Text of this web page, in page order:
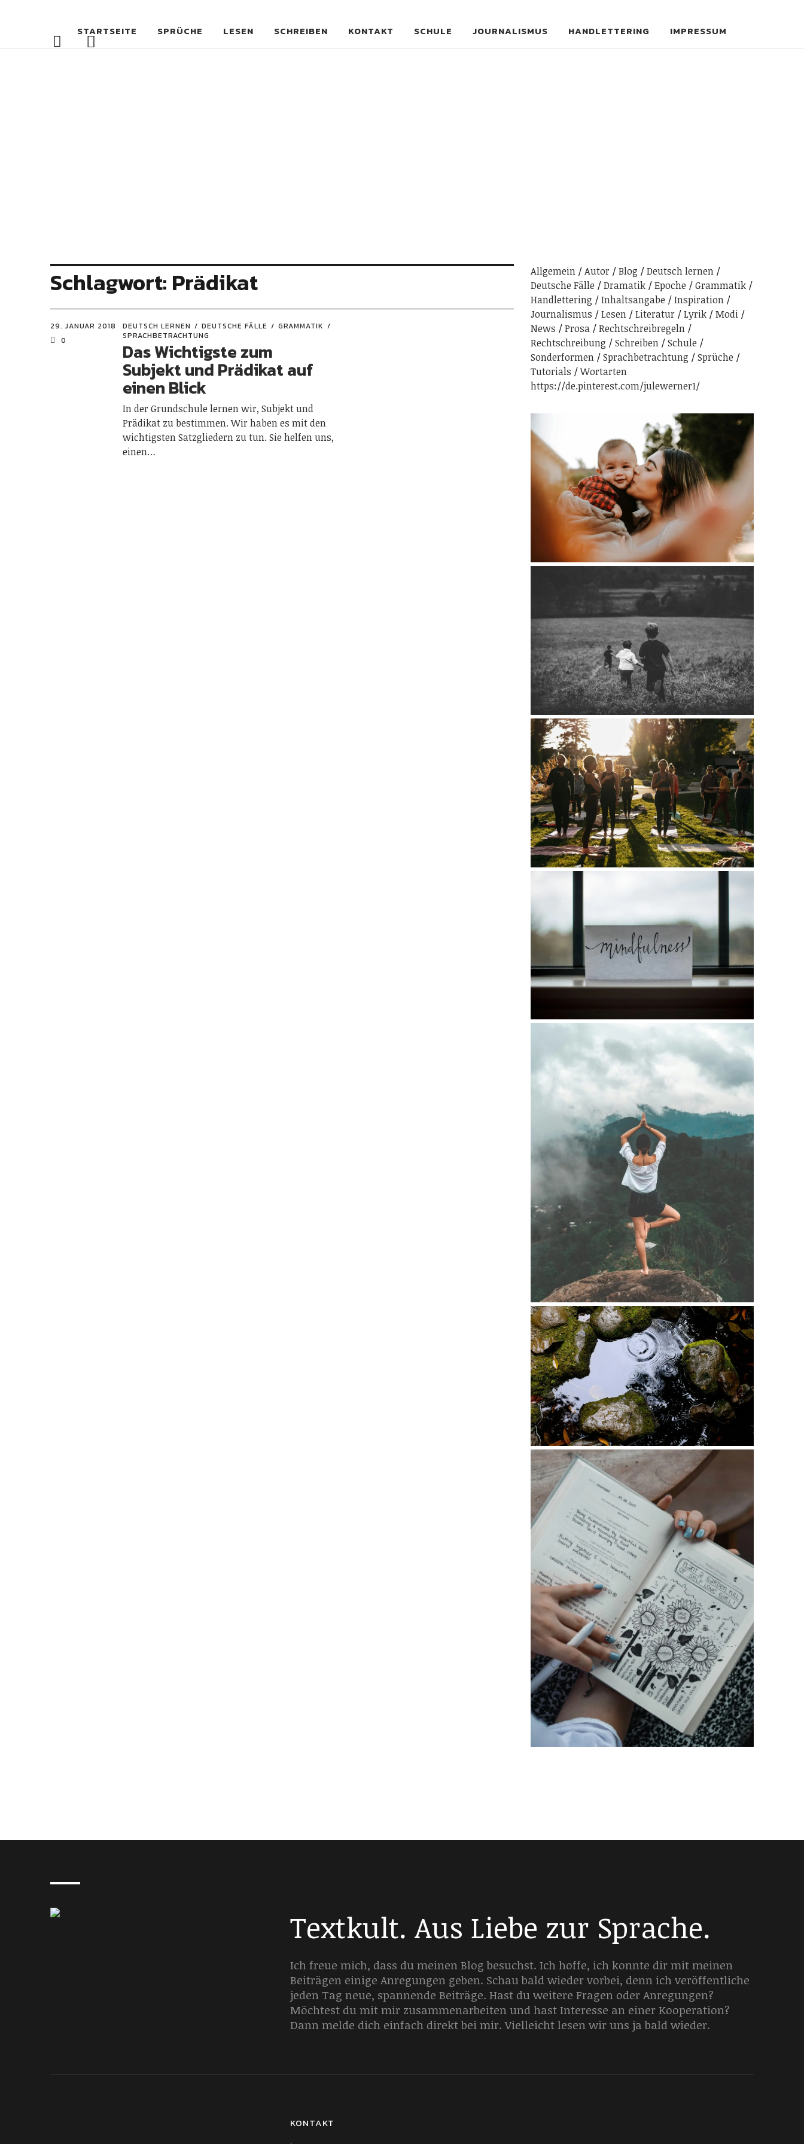
STARTSEITE SPRÜCHE LESEN SCHREIBEN KONTAKT SCHULE JOURNALISMUS HANDLETTERING IMPRESSUM
Schlagwort: Prädikat
29. JANUAR 2018
0
DEUTSCH LERNEN DEUTSCHE FÄLLE
GRAMMATIK
SPRACHBETRACHTUNG
Das Wichtigste zum
Subjekt und Prädikat auf
einen Blick
In der Grundschule lernen wir, Subjekt und
Prädikat zu bestimmen. Wir haben es mit den
wichtigsten Satzgliedern zu tun. Sie helfen uns,
einen…
Allgemein Autor Blog
Deutsch lernen
Deutsche Fälle
Dramatik Epoche
Grammatik
Handlettering
Inhaltsangabe
Inspiration
Journalismus
Lesen Literatur Lyrik
Modi
News
Prosa
Rechtschreibregeln
Rechtschreibung
Schreiben
Schule
Sonderformen
Sprachbetrachtung
Sprüche
Tutorials
Wortarten
https://de.pinterest.com/julewerner1/
Textkult. Aus Liebe zur Sprache.
Ich freue mich, dass du meinen Blog besuchst. Ich hoffe, ich konnte dir mit meinen
Beiträgen einige Anregungen geben. Schau bald wieder vorbei, denn ich veröffentliche
jeden Tag neue, spannende Beiträge. Hast du weitere Fragen oder Anregungen?
Möchtest du mit mir zusammenarbeiten und hast Interesse an einer Kooperation?
Dann melde dich einfach direkt bei mir. Vielleicht lesen wir uns ja bald wieder.
KONTAKT